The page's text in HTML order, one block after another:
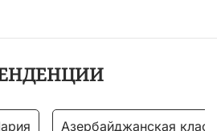
Азербайджанская